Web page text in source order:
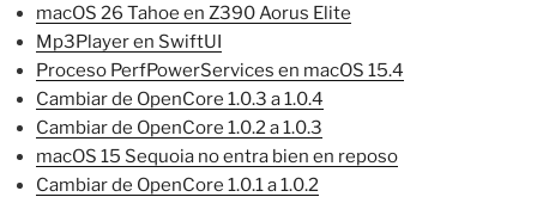
macOS 26 Tahoe en Z390 Aorus Elite
Mp3Player en SwiftUI
Proceso PerfPowerServices en macOS 15.4
Cambiar de OpenCore 1.0.3 a 1.0.4
Cambiar de OpenCore 1.0.2 a 1.0.3
macOS 15 Sequoia no entra bien en reposo
Cambiar de OpenCore 1.0.1 a 1.0.2